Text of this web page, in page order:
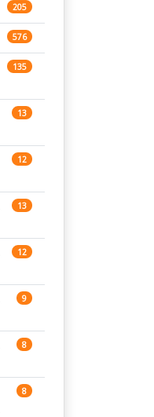
205
576
135
13
12
13
12
9
8
8